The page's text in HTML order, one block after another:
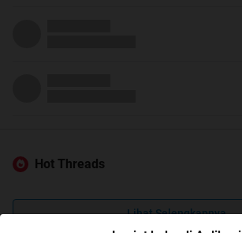
Hot Threads
Lihat Selengkapnya